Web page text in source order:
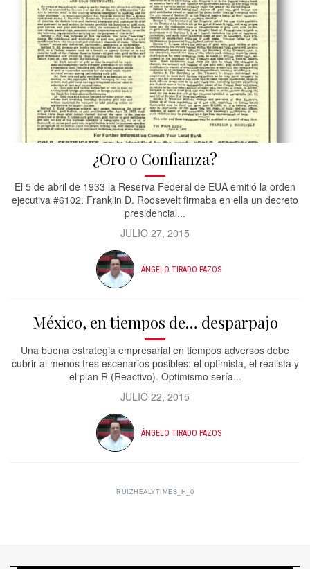
¿Oro o Confianza?
El 5 de abril de 1933 la Reserva Federal de EUA emitió la orden
ejecutiva #6102. Franklin D. Roosevelt firmaba en ella un decreto
presidencial...
JULIO 27, 2015
ÁNGELO TIRADO PAZOS
México, en tiempos de… desparpajo
Una buena estrategia empresarial en tiempos adversos debe
cubrir al menos tres escenarios posibles: el optimista, el realista y
el plan R (Reactivo). Optimismo sería...
JULIO 22, 2015
ÁNGELO TIRADO PAZOS
RUIZHEALYTIMES_H_0